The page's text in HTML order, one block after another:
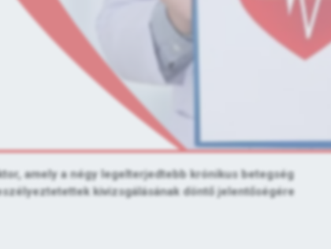
amely a négy legelterjedtebb krónikus betegség
kivizsgálásának döntő jelentőségére